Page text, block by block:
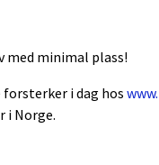
med minimal plass!
i dag hos
i Norge.